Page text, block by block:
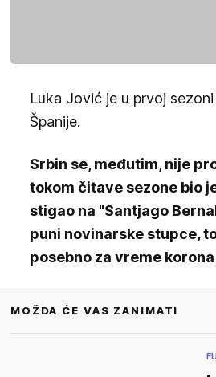
Luka Jović je u prvoj
Španije.
Srbin se, međutim, nije
tokom čitave sezone bio
stigao na "Santjago
puni novinarske stupce,
posebno za vreme
MOŽDA ĆE VAS ZANIMATI